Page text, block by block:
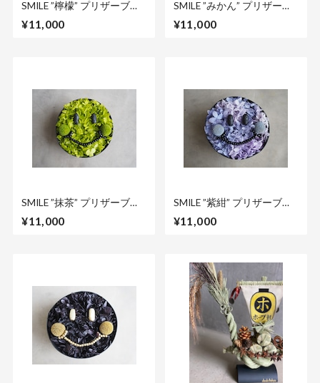
SMILE ”檸檬” プリザーブド
ジメント
¥11,000
SMILE ”みかん” プリザーブ
ンジメント
¥11,000
SMILE ”抹茶” プリザーブド
ジメント
¥11,000
SMILE ”紫紺” プリザーブド
ジメント
¥11,000